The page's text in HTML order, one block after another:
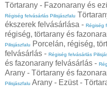
Törtarany - Fazonarany és
Régiség felvásárlás Pilisjászfalu
ékszerek felvásárlása - Régiség
régiség, törtarany és
Pilisjászfalu
Porcelán, régiség,
felvásárlás - Régiség felvásárlás
és fazonarany felvásárlás -
Arany - Törtarany és
Pilisjászfalu Arany - Ezüst -